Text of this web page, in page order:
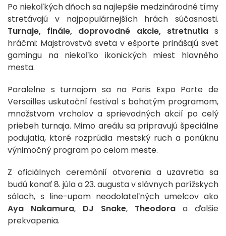
Po niekoľkých dňoch sa najlepšie medzinárodné tímy
stretávajú v najpopulárnejších hrách súčasnosti.
Turnaje, finále, doprovodné akcie, stretnutias
hráčmi: Majstrovstvá sveta v ešporte prinášajú svet
gamingu na niekoľko ikonických miest hlavného
mesta.
Paralelne s turnajom sa na Paris Expo Porte de
Versailles uskutoční festival s bohatým programom,
množstvom vrcholov a sprievodných akcií po celý
priebeh turnaja. Mimo areálu sa pripravujú špeciálne
podujatia, ktoré rozprúdia mestský ruch a ponúknu
výnimočný program po celom meste.
Z oficiálnych ceremónií otvorenia a uzavretia sa
budú konať 8. júla a 23. augusta v slávnych parížskych
sálach, s line-upom neodolateľných umelcov ako
Aya Nakamura, DJ Snake, Theodora a ďalšie
prekvapenia.